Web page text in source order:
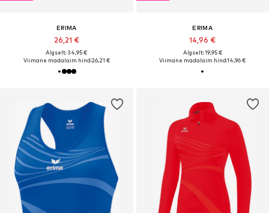
ERIMA
26,21 €
Algselt: 34,95 €
Viimane madalaim hind:26,21 €
ERIMA
14,96 €
Algselt: 19,95 €
Viimane madalaim hind:14,96 €